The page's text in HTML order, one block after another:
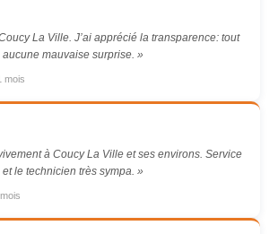
La Ville. J’ai apprécié la transparence: tout
mauvaise surprise. »
mois
à Coucy La Ville et ses environs. Service
le technicien très sympa. »